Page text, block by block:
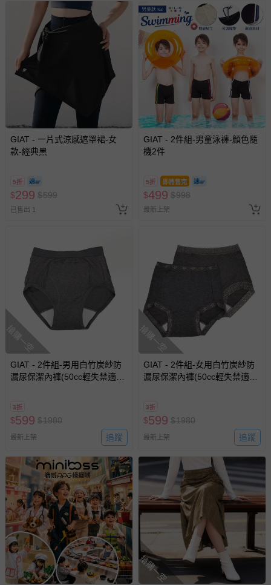
GIAT - 一片式涼感遮罩裙-女
款-經典黑
5折
$299 $599
已售出 1
GIAT - 2件組-男童泳褲-顏色隨
機2件
5折 即將售完
$499 $998
最新上架
搶購一空
GIAT - 2件組-男用白竹炭紗防
漏尿保潔內褲(50cc輕失禁適
3折
$599 $1980
最新上架 追蹤
搶購一空
GIAT - 2件組-女用白竹炭紗防
漏尿保潔內褲(50cc輕失禁適
3折
$599 $1980
最新上架 追蹤
搶購一空